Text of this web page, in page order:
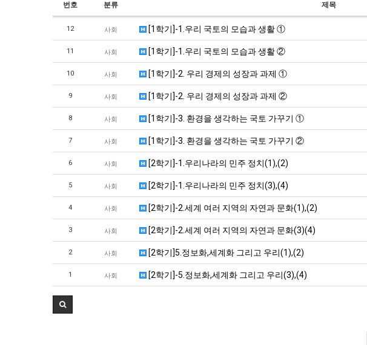
번호 분류 제목
12 사회 [1학기]-1.우리 국토의 모습과 생활 ①
11 사회 [1학기]-1.우리 국토의 모습과 생활 ②
10 사회 [1학기]-2. 우리 경제의 성장과 과제 ①
9 사회 [1학기]-2. 우리 경제의 성장과 과제 ②
8 사회 [1학기]-3. 환경을 생각하는 국토 가꾸기 ①
7 사회 [1학기]-3. 환경을 생각하는 국토 가꾸기 ②
6 사회 [2학기]-1.우리나라의 민주 정치(1),(2)
5 사회 [2학기]-1.우리나라의 민주 정치(3),(4)
4 사회 [2학기]-2.세계 여러 지역의 자연과 문화(1),(2)
3 사회 [2학기]-2.세계 여러 지역의 자연과 문화(3)(4)
2 사회 [2학기]5.정보화,세계화 그리고 우리(1),(2)
1 사회 [2학기]-5.정보화,세계화 그리고 우리(3),(4)